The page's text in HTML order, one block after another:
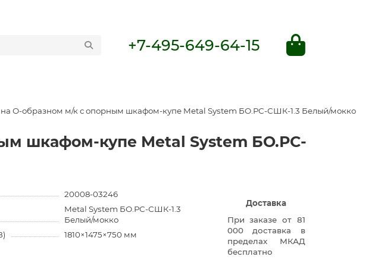
+7-495-649-64-15
на О-образном м/к с опорным шкафом-купе Metal System БО.РС-СШК-1.3 Белый/мокко
шкафом-купе Metal System БО.РС-
20008-03246
Metal System БО.РС-СШК-1.3
Белый/мокко
1810×1475×750 мм
Доставка
При заказе от 81
000 доставка в
пределах МКАД
бесплатно